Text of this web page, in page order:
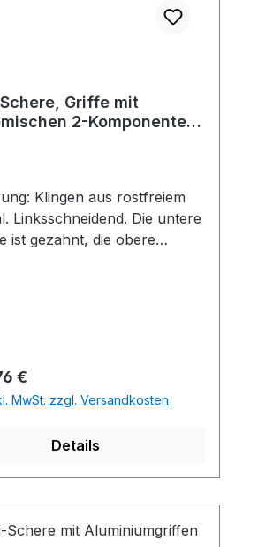
Griffe mit
2-Komponenten-
Klingen aus rostfreiem
Linksschneidend. Die untere
gezahnt, die obere
2-Komponenten-
Preis:
€
MwSt. zzgl. Versandkosten
Details